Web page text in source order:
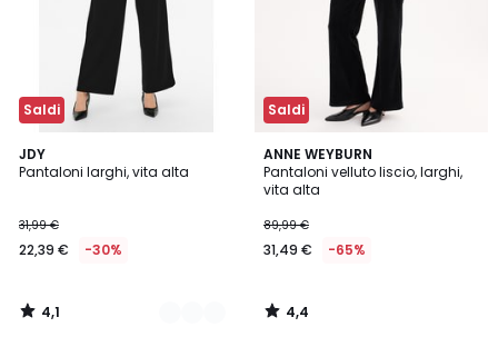
Saldi
JDY
Pantaloni larghi, vita alta
31,99 €
22,39 € -30%
4,1
/ 5
2
Colori
4,1
/
Saldi
ANNE WEYBURN
Pantaloni velluto liscio, larghi,
vita alta
89,99 €
31,49 € -65%
4,4
/ 5
4,4
/